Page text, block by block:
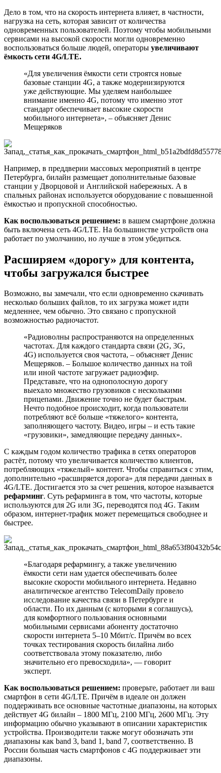
Дело в том, что на скорость интернета влияет, в частности,
нагрузка на сеть, которая зависит от количества
одновременных пользователей. Поэтому чтобы мобильными
сервисами на высокой скорости могли одновременно
воспользоваться больше людей, операторы увеличивают
ёмкость сети 4G/LTE.
«Для увеличения ёмкости сети строятся новые
базовые станции 4G, а также модернизируются
уже действующие. Мы уделяем наибольшее
внимание именно 4G, потому что именно этот
стандарт обеспечивает высокие скорости
мобильного интернета», – объясняет Денис
Мещеряков
Например, в преддверии массовых мероприятий в центре
Петербурга, билайн размещает дополнительные базовые
станции у Дворцовой и Английской набережных. А в
спальных районах используется оборудование с повышенной
ёмкостью и пропускной способностью.
Как воспользоваться решением: в вашем смартфоне должна
быть включена сеть 4G/LTE. На большинстве устройств она
работает по умолчанию, но лучше в этом убедиться.
Расширяем «дорогу» для контента,
чтобы загружался быстрее
Возможно, вы замечали, что если одновременно скачивать
несколько больших файлов, то их загрузка может идти
медленнее, чем обычно. Это связано с пропускной
возможностью радиочастот.
«Радиоволны распространяются на определенных
частотах. Для каждого стандарта связи (2G, 3G,
4G) используется своя частота, – объясняет Денис
Мещеряков. – Большое количество данных на той
или иной частоте загружает радиоэфир.
Представьте, что на однополосную дорогу
выехало множество грузовиков с несколькими
прицепами. Движение точно не будет быстрым.
Нечто подобное происходит, когда пользователи
потребляют всё больше «тяжелого» контента,
заполняющего частоту. Видео, игры – и есть такие
«грузовики», замедляющие передачу данных».
С каждым годом количество трафика в сетях операторов
растёт, потому что увеличивается количество клиентов,
потребляющих «тяжелый» контент. Чтобы справиться с этим,
дополнительно «расширяется дорога» для передачи данных в
4G/LTE. Достигается это за счет решения, которое называется
рефарминг. Суть рефарминга в том, что частоты, которые
используются для 2G или 3G, переводятся под 4G. Таким
образом, интернет-трафик может перемещаться свободнее и
быстрее.
«Благодаря рефармингу, а также увеличению
ёмкости сети нам удается обеспечивать более
высокие скорости мобильного интернета. Недавно
аналитическое агентство TelecomDaily провело
исследование качества связи в Петербурге и
области. По их данным (с которыми я соглашусь),
для комфортного пользования основными
мобильными сервисами абоненту достаточно
скорости интернета 5–10 Мбит/с. Причём во всех
точках тестирования скорость билайна либо
соответствовала этому показателю, либо
значительно его превосходила», — говорит
эксперт.
Как воспользоваться решением: проверьте, работает ли ваш
смартфон в сети 4G/LTE. Причём в идеале он должен
поддерживать все основные частотные диапазоны, на которых
действует 4G билайн – 1800 МГц, 2100 МГц, 2600 МГц. Эту
информацию обычно указывают в описании характеристик
устройства. Производители также могут обозначать эти
диапазоны как band 3, band 1, band 7, соответственно. В
России большая часть смартфонов с 4G поддерживает эти
диапазоны.